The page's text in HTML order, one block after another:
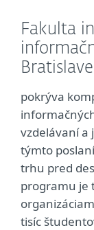
Fakulta
pokrýva
vzdelávaní a
týmto
trhu pred
programu je
tisíc